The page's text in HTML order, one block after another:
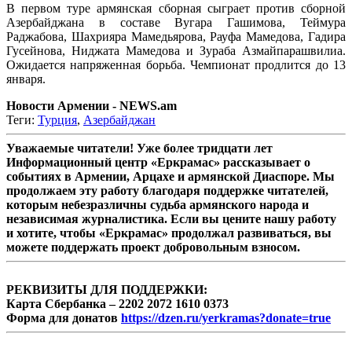
В первом туре армянская сборная сыграет против сборной
Азербайджана в составе Вугара Гашимова, Теймура
Раджабова, Шахрияра Мамедьярова, Рауфа Мамедова, Гадира
Гусейнова, Ниджата Мамедова и Зураба Азмайпарашвилиа.
Ожидается напряженная борьба. Чемпионат продлится до 13
января.
Новости Армении - NEWS.am
Теги: Турция, Азербайджан
Уважаемые читатели! Уже более тридцати лет
Информационный центр «Еркрамас» рассказывает о
событиях в Армении, Арцахе и армянской Диаспоре. Мы
продолжаем эту работу благодаря поддержке читателей,
которым небезразличны судьба армянского народа и
независимая журналистика. Если вы цените нашу работу
и хотите, чтобы «Еркрамас» продолжал развиваться, вы
можете поддержать проект добровольным взносом.
РЕКВИЗИТЫ ДЛЯ ПОДДЕРЖКИ:
Карта Сбербанка – 2202 2072 1610 0373
Форма для донатов https://dzen.ru/yerkramas?donate=true